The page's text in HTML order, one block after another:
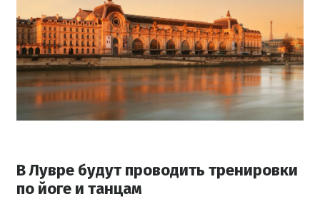
В Лувре будут проводить тренировки
по йоге и танцам